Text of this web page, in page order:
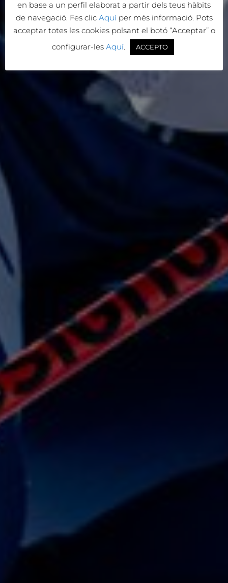
en base a un perfil elaborat a partir dels teus hàbits
de navegació. Fes clic Aquíper més informació. Pots
acceptar totes les cookies polsant el botó “Acceptar” o
configurar-les Aquí. ACCEPTO